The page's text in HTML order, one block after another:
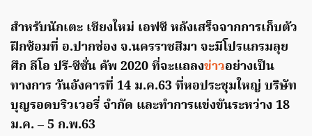
สำหรับนักเตะ เชียงใหม่ เอฟซี หลังเสร็จจากการเก็บตัว
ฝึกซ้อมที่ อ.ปากช่อง จ.นครราชสีมา จะมีโปรแกรมลุย
ศึก ลีโอ ปรี-ซีซั่น คัพ 2020 ที่จะแถลงข่าวอย่างเป็น
ทางการ วันอังคารที่ 14 ม.ค.63 ที่หอประชุมใหญ่ บริษัท
บุญรอดบริวเวอรี่ จำกัด และทำการแข่งขันระหว่าง 18
ม.ค. – 5 ก.พ.63